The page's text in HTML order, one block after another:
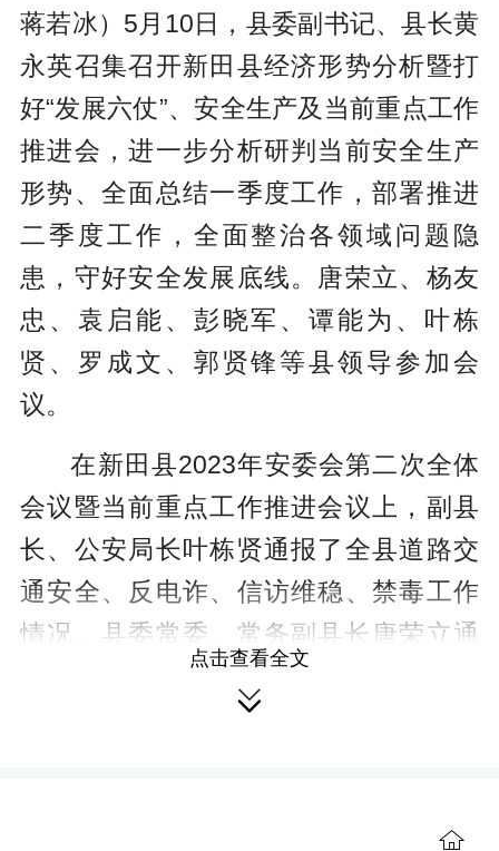
蒋若冰）5月10日，县委副书记、县长黄
永英召集召开新田县经济形势分析暨打
好“发展六仗”、安全生产及当前重点工作
推进会，进一步分析研判当前安全生产
形势、全面总结一季度工作，部署推进
二季度工作，全面整治各领域问题隐
患，守好安全发展底线。唐荣立、杨友
忠、袁启能、彭晓军、谭能为、叶栋
贤、罗成文、 郭贤锋等县领导参加会
议。
在新田县2023年安委会第二次全体
会议暨当前重点工作推进会议上，副县
长、公安局长叶栋贤通报了全县道路交
通安全、反电诈、信访维稳、禁毒工作
情况。县委常委、常务副县长唐荣立通
报了全县一季度安全生产及防汛工作落
实情况，并安排部署了安全生产、森林
点击查看全文
